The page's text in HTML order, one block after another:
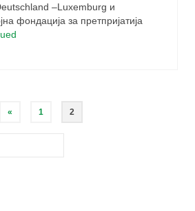
–Luxemburg и
фондација за претпријатија
« 1 2